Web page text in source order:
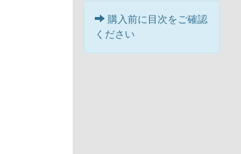
購入前に目次をご確認
ください